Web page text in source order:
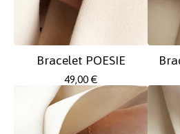
Bracelet POESIE
49,00 €